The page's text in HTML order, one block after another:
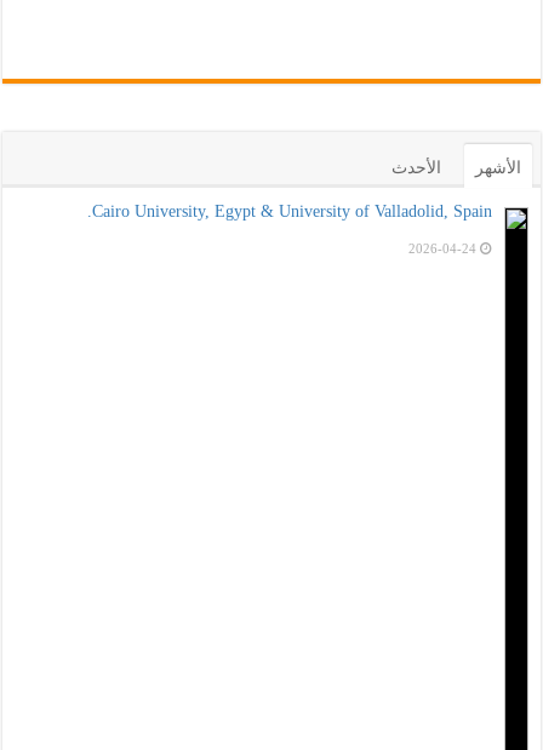
الأشهر الأحدث
Cairo University, Egypt & University of Valladolid, Spain.
2026-04-24